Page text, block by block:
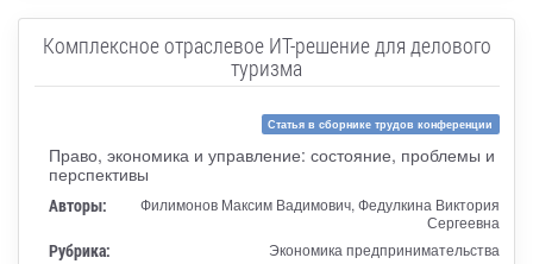
Комплексное отраслевое ИТ-решение для делового
туризма
Статья в сборнике трудов конференции
Право, экономика и управление: состояние, проблемы и
перспективы
Авторы:
Филимонов Максим Вадимович, Федулкина Виктория
Сергеевна
Рубрика: Экономика предпринимательства